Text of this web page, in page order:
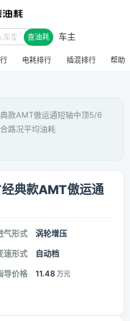
查油耗 车主
电耗排行 插混排行 帮助
款AMT傲运通短轴中顶5/6
路况平均油耗
典款AMT傲运通
气形式 涡轮增压
速形式 自动档
导价格 11.48 万元